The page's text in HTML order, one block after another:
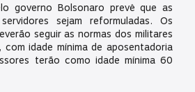
governo Bolsonaro prevê que as
sejam reformuladas. Os
seguir as normas dos militares
com idade mínima de aposentadoria
terão como idade mínima 60